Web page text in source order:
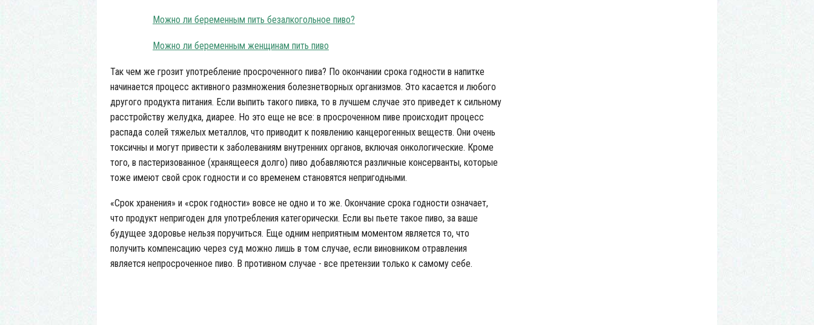
Можно ли беременным пить безалкогольное пиво?
Можно ли беременным женщинам пить пиво
Так чем же грозит употребление просроченного пива? По окончании срока годности в напитке
начинается процесс активного размножения болезнетворных организмов. Это касается и любого
другого продукта питания. Если выпить такого пивка, то в лучшем случае это приведет к сильному
расстройству желудка, диарее. Но это еще не все: в просроченном пиве происходит процесс
распада солей тяжелых металлов, что приводит к появлению канцерогенных веществ. Они очень
токсичны и могут привести к заболеваниям внутренних органов, включая онкологические. Кроме
того, в пастеризованное (хранящееся долго) пиво добавляются различные консерванты, которые
тоже имеют свой срок годности и со временем становятся непригодными.
«Срок хранения» и «срок годности» вовсе не одно и то же. Окончание срока годности означает,
что продукт непригоден для употребления категорически. Если вы пьете такое пиво, за ваше
будущее здоровье нельзя поручиться. Еще одним неприятным моментом является то, что
получить компенсацию через суд можно лишь в том случае, если виновником отравления
является непросроченное пиво. В противном случае - все претензии только к самому себе.